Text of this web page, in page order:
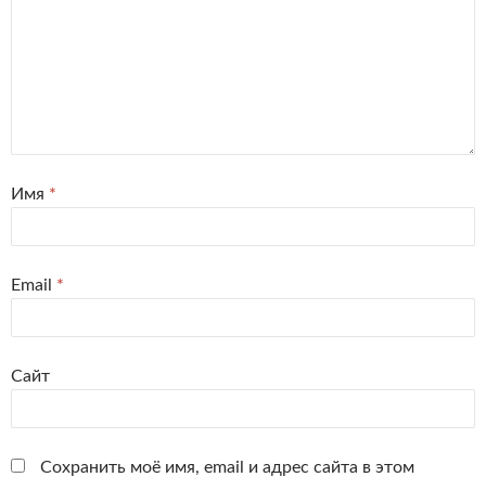
Имя *
Email *
Сайт
Сохранить моё имя, email и адрес сайта в этом